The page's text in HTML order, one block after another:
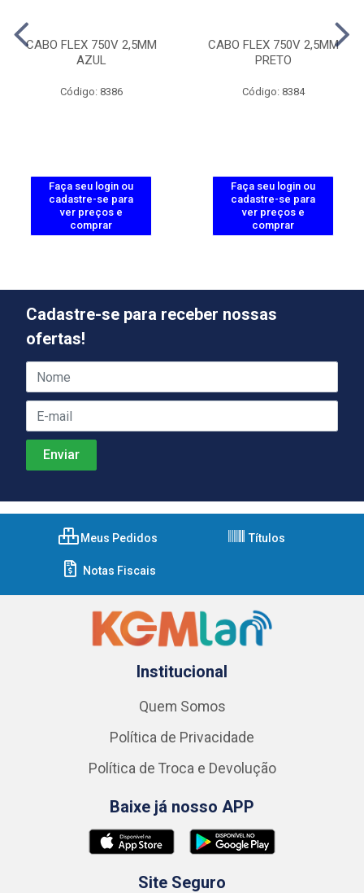
CABO FLEX 750V 2,5MM
AZUL
Código: 8386
Faça seu login ou
cadastre-se para
ver preços e
comprar
CABO FLEX 750V 2,5MM
PRETO
Código: 8384
Faça seu login ou
cadastre-se para
ver preços e
comprar
Cadastre-se para receber nossas
ofertas!
Meus Pedidos Títulos
Notas Fiscais
Institucional
Quem Somos
Política de Privacidade
Política de Troca e Devolução
Baixe já nosso APP
Site Seguro